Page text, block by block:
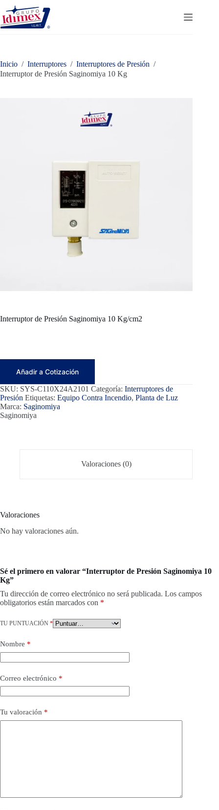
Saltar
contenido
Inicio / Interruptores / Interruptores de Presión /
Interruptor de Presión Saginomiya 10 Kg
Interruptor de Presión Saginomiya 10 Kg/cm2
Añadir a Cotización
SKU: SYS-C110X24A2101 Categoría: Interruptores de
Presión Etiquetas: Equipo Contra Incendio, Planta de Luz
Marca: Saginomiya
Saginomiya
Valoraciones (0)
Valoraciones
No hay valoraciones aún.
Sé el primero en valorar “Interruptor de Presión Saginomiya 10
Kg”
Tu dirección de correo electrónico no será publicada. Los campos
obligatorios están marcados con *
TU PUNTUACIÓN *
Nombre *
Correo electrónico *
Tu valoración *